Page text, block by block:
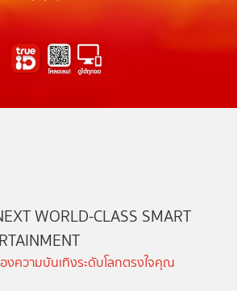
WORLD-CLASS SMART
งความบันเทิงระดับโลกตรงใจคุณ